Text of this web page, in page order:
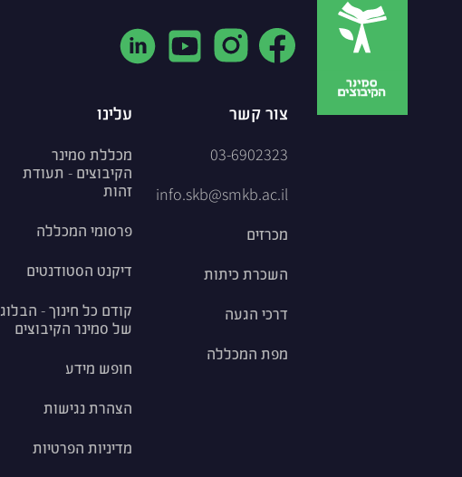
צור קשר
03-6902323
info.skb@smkb.ac.il
מכרזים
השכרת כיתות
דרכי הגעה
מפת המכללה
עלינו
מכללת סמינר
הקיבוצים - תעודת
זהות
פרסומי המכללה
דיקנט הסטודנטים
קודם כל חינוך - הבלוג
של סמינר הקיבוצים
חופש מידע
הצהרת נגישות
מדיניות הפרטיות